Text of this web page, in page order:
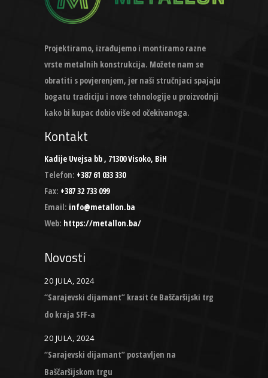
Projektiramo, izrađujemo i montiramo razne
vrste metalnih konstrukcija. Možete nam se
obratiti s povjerenjem, jer naši stručnjaci spajaju
bogatu tradiciju i nove tehnologije u proizvodnji
kako bi kupac dobio više od očekivanoga.
Kontakt
Kadije Uvejsa bb , 71300 Visoko, BiH
Telefon: +387 61 033 330
Fax: +387 32 733 099
Email: info@metallon.ba
Web: https://metallon.ba/
Novosti
20 JULA, 2024
“Sarajevski dijamant” krasit će Baščaršijski trg
do kraja SFF-a
20 JULA, 2024
“Sarajevski dijamant” postavljen na
Baščaršijskom trgu